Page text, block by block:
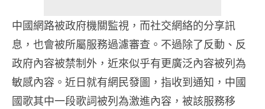
中國網路被政府機關監視，而社交網絡的分享訊
息，也會被所屬服務過濾審查。不過除了反動、反
政府內容被禁制外，近來似乎有更廣泛內容被列為
敏感內容。近日就有網民發圖，指收到通知，中國
國歌其中一段歌詞被列為激進內容，被該服務移